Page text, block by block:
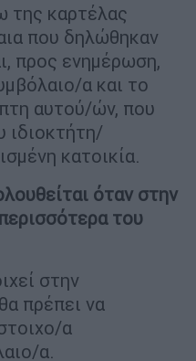
της καρτέλας
που δηλώθηκαν
προς ενημέρωση,
α και το
αυτού/ών, που
ιδιοκτήτη/
κατοικία.
όταν στην
του
στην
πρέπει να
α
α.